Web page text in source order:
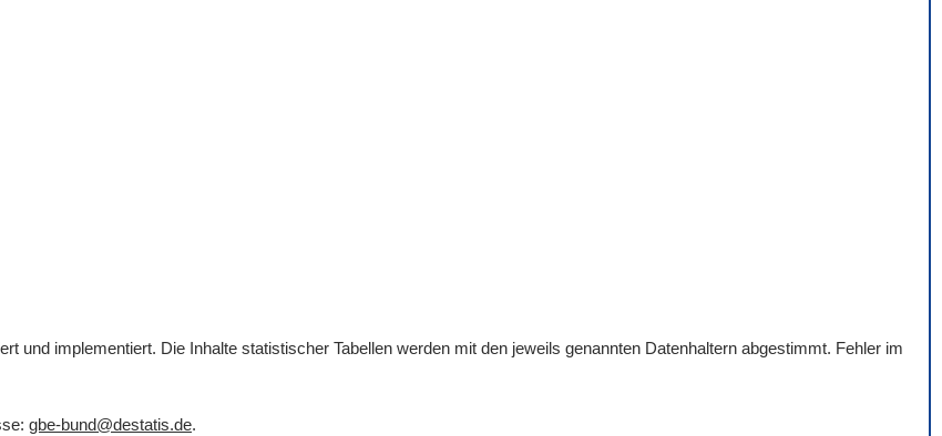
und implementiert. Die Inhalte statistischer Tabellen werden mit den jeweils genannten Datenhaltern abgestimmt. Fehler im
gbe-bund@destatis.de.